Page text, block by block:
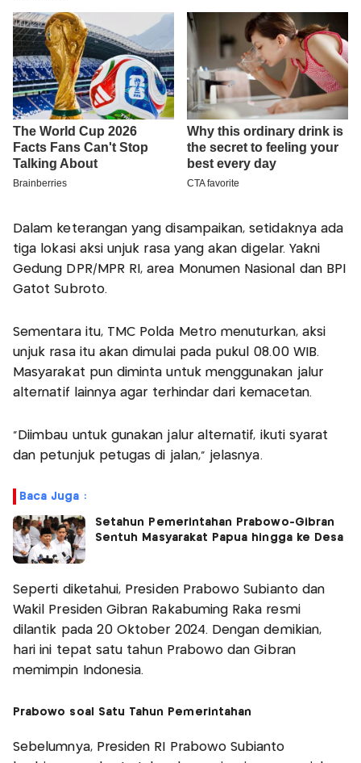
Dalam keterangan yang disampaikan, setidaknya ada
tiga lokasi aksi unjuk rasa yang akan digelar. Yakni
Gedung DPR/MPR RI, area Monumen Nasional dan BPI
Gatot Subroto.
Sementara itu, TMC Polda Metro menuturkan, aksi
unjuk rasa itu akan dimulai pada pukul 08.00 WIB.
Masyarakat pun diminta untuk menggunakan jalur
alternatif lainnya agar terhindar dari kemacetan.
“Diimbau untuk gunakan jalur alternatif, ikuti syarat
dan petunjuk petugas di jalan,” jelasnya.
Baca Juga :
Setahun Pemerintahan Prabowo-Gibran
Sentuh Masyarakat Papua hingga ke Desa
Seperti diketahui, Presiden Prabowo Subianto dan
Wakil Presiden Gibran Rakabuming Raka resmi
dilantik pada 20 Oktober 2024. Dengan demikian,
hari ini tepat satu tahun Prabowo dan Gibran
memimpin Indonesia.
Prabowo soal Satu Tahun Pemerintahan
Sebelumnya, Presiden RI Prabowo Subianto